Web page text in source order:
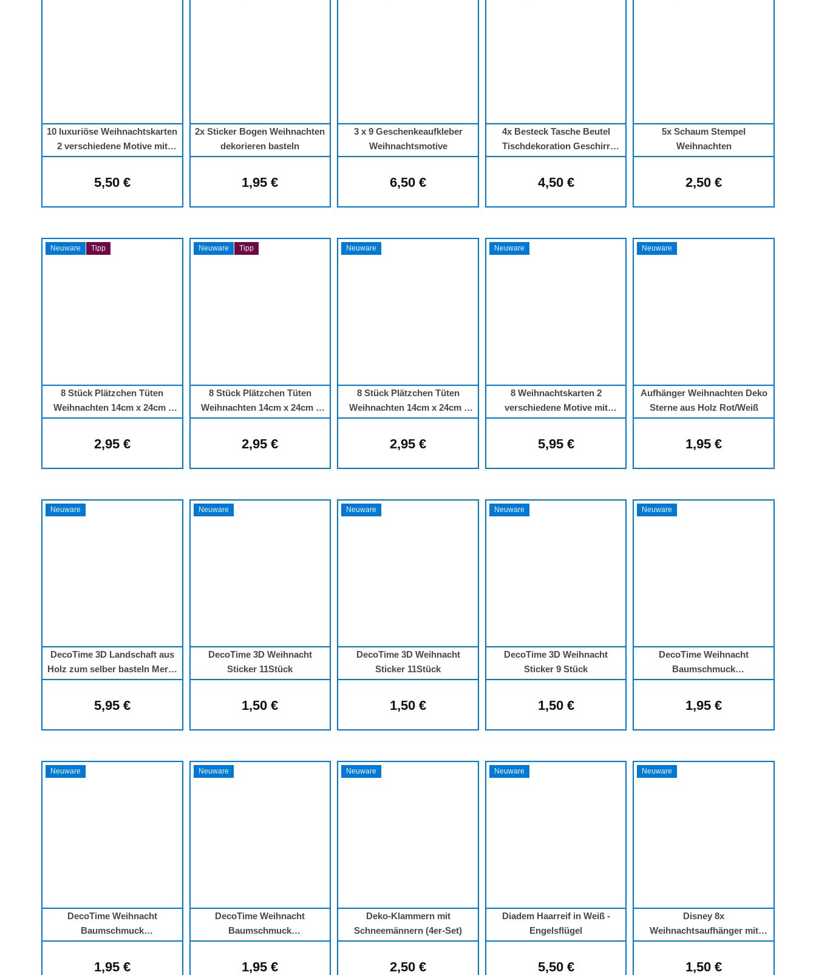
10 luxuriöse Weihnachtskarten
2 verschiedene Motive mit
Kuvert
Regulärer Preis:
5,50 €
2x Sticker Bogen Weihnachten
dekorieren basteln
Regulärer Preis:
1,95 €
3 x 9 Geschenkeaufkleber
Weihnachtsmotive
Regulärer Preis:
6,50 €
4x Besteck Tasche Beutel
Tischdekoration Geschirr
Weihnachtsdekoration
Regulärer Preis:
4,50 €
5x Schaum Stempel
Weihnachten
Regulärer Preis:
2,50 €
Neuware Tipp
8 Stück Plätzchen Tüten
Weihnachten 14cm x 24cm -
Elch
Regulärer Preis:
2,95 €
Neuware Tipp
8 Stück Plätzchen Tüten
Weihnachten 14cm x 24cm -
Grinch
Regulärer Preis:
2,95 €
Neuware
8 Stück Plätzchen Tüten
Weihnachten 14cm x 24cm -
Weihnachtsmann
Regulärer Preis:
2,95 €
Neuware
8 Weihnachtskarten 2
verschiedene Motive mit
Kuvert & Folienprägung
Regulärer Preis:
5,95 €
Neuware
Aufhänger Weihnachten Deko
Sterne aus Holz Rot/Weiß
Regulärer Preis:
1,95 €
Neuware
DecoTime 3D Landschaft aus
Holz zum selber basteln Merry
Christmas
Regulärer Preis:
5,95 €
Neuware
DecoTime 3D Weihnacht
Sticker 11Stück
Regulärer Preis:
1,50 €
Neuware
DecoTime 3D Weihnacht
Sticker 11Stück
Regulärer Preis:
1,50 €
Neuware
DecoTime 3D Weihnacht
Sticker 9 Stück
Regulärer Preis:
1,50 €
Neuware
DecoTime Weihnacht
Baumschmuck
Weihnachtsschmuck
Regulärer Preis:
1,95 €
Neuware
DecoTime Weihnacht
Baumschmuck
Weihnachtsschmuck
Regulärer Preis:
1,95 €
Neuware
DecoTime Weihnacht
Baumschmuck
Weihnachtsschmuck
Regulärer Preis:
1,95 €
Neuware
Deko-Klammern mit
Schneemännern (4er-Set)
Regulärer Preis:
2,50 €
Neuware
Diadem Haarreif in Weiß -
Engelsflügel
Regulärer Preis:
5,50 €
Neuware
Disney 8x
Weihnachtsaufhänger mit
Umschläge Cars
Regulärer Preis:
1,50 €